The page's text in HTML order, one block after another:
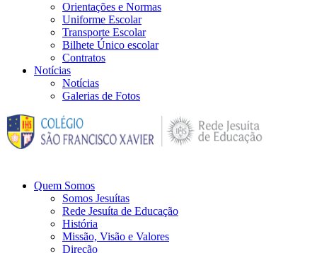
Orientações e Normas
Uniforme Escolar
Transporte Escolar
Bilhete Único escolar
Contratos
Notícias
Notícias
Galerias de Fotos
Quem Somos
Somos Jesuítas
Rede Jesuíta de Educação
História
Missão, Visão e Valores
Direção